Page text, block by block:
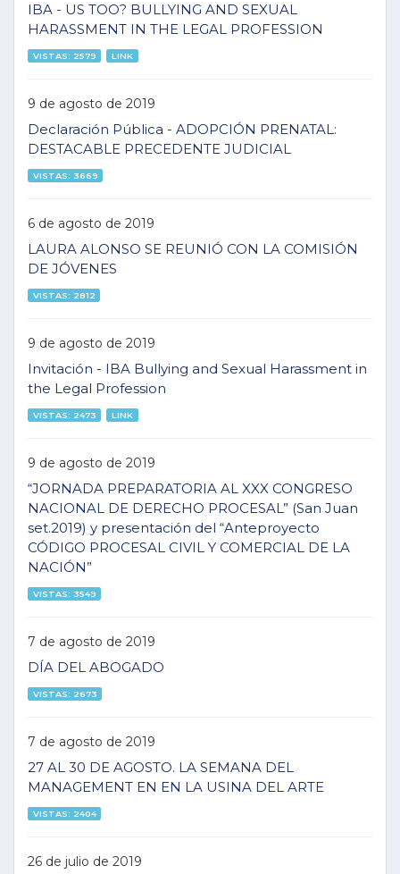
IBA - US TOO? BULLYING AND SEXUAL
HARASSMENT IN THE LEGAL PROFESSION
VISTAS: 2579 LINK
9 de agosto de 2019
Declaración Pública - ADOPCIÓN PRENATAL:
DESTACABLE PRECEDENTE JUDICIAL
VISTAS: 3669
6 de agosto de 2019
LAURA ALONSO SE REUNIÓ CON LA COMISIÓN
DE JÓVENES
VISTAS: 2812
9 de agosto de 2019
Invitación - IBA Bullying and Sexual Harassment in
the Legal Profession
VISTAS: 2473 LINK
9 de agosto de 2019
“JORNADA PREPARATORIA AL XXX CONGRESO
NACIONAL DE DERECHO PROCESAL” (San Juan
set.2019) y presentación del “Anteproyecto
CÓDIGO PROCESAL CIVIL Y COMERCIAL DE LA
NACIÓN”
VISTAS: 3549
7 de agosto de 2019
DÍA DEL ABOGADO
VISTAS: 2673
7 de agosto de 2019
27 AL 30 DE AGOSTO. LA SEMANA DEL
MANAGEMENT EN EN LA USINA DEL ARTE
VISTAS: 2404
26 de julio de 2019